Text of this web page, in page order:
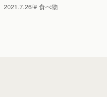
2021.7.26 食べ物